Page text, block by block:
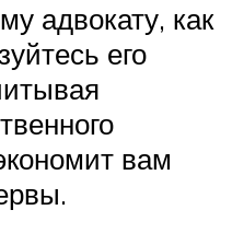
адвокату, как
его
вам